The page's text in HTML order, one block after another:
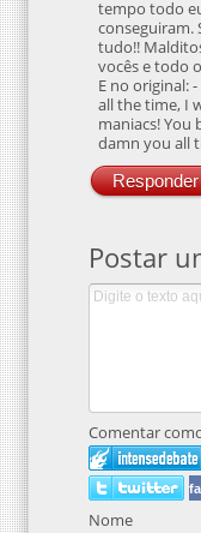
tempo todo
conseguiram.
tudo!!
vocês e todo
E no original:
all the time, I
maniacs! You
damn you all
Responder
Postar
Comentar
Nome